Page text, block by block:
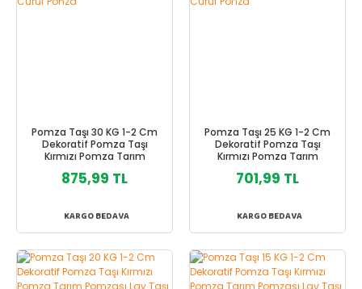
Pomza Taşı 30 KG 1-2 Cm
Dekoratif Pomza Taşı
Kırmızı Pomza Tarım
Ponza
875,99 TL
KARGO BEDAVA
Pomza Taşı 25 KG 1-2 Cm
Dekoratif Pomza Taşı
Kırmızı Pomza Tarım
Ponza
701,99 TL
KARGO BEDAVA